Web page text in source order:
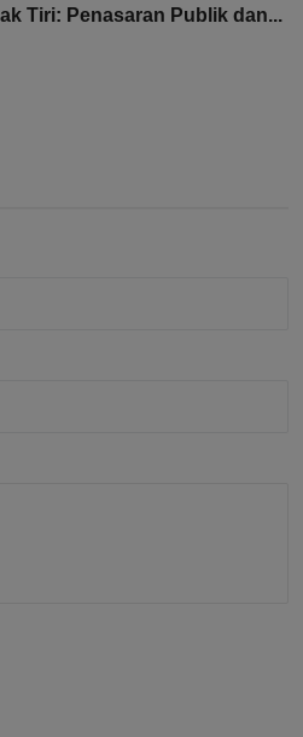
Tiri: Penasaran Publik dan...